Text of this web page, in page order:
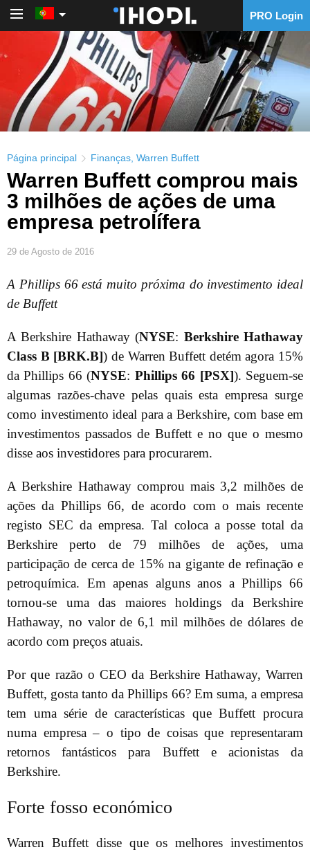
PRO Login
Página principal Finanças Warren Buffett
Warren Buffett comprou mais
3 milhões de ações de uma
empresa petrolífera
29 de Agosto de 2016
A Phillips 66 está muito próxima do investimento ideal
de Buffett
A Berkshire Hathaway (NYSE: Berkshire Hathaway
Class B [BRK.B]) de Warren Buffett detém agora 15%
da Phillips 66 (NYSE: Phillips 66 [PSX]). Seguem-se
algumas razões-chave pelas quais esta empresa surge
como investimento ideal para a Berkshire, com base em
investimentos passados de Buffett e no que o mesmo
disse aos investidores para procurarem.
A Berkshire Hathaway comprou mais 3,2 milhões de
ações da Phillips 66, de acordo com o mais recente
registo SEC da empresa. Tal coloca a posse total da
Berkshire perto de 79 milhões de ações, uma
participação de cerca de 15% na gigante de refinação e
petroquímica. Em apenas alguns anos a Phillips 66
tornou-se uma das maiores holdings da Berkshire
Hathaway, no valor de 6,1 mil milhões de dólares de
acordo com preços atuais.
Por que razão o CEO da Berkshire Hathaway, Warren
Buffett, gosta tanto da Phillips 66? Em suma, a empresa
tem uma série de características que Buffett procura
numa empresa – o tipo de coisas que representaram
retornos fantásticos para Buffett e acionistas da
Berkshire.
Forte fosso económico
Warren Buffett disse que os melhores investimentos